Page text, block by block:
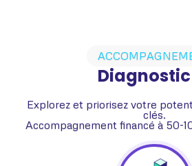
Explorez et priorisez votre
clés.
Accompagnement financé à 50-